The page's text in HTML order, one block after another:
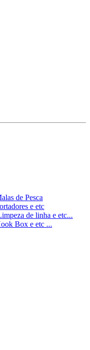
de Pesca
e etc
de linha e etc...
Box e etc ...